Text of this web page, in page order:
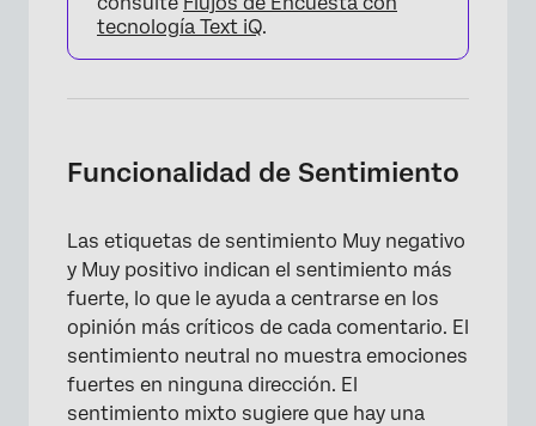
tecnología Text iQ.
Funcionalidad de Sentimiento
Las etiquetas de sentimiento Muy negativo
y Muy positivo indican el sentimiento más
fuerte, lo que le ayuda a centrarse en los
opinión más críticos de cada comentario. El
sentimiento neutral no muestra emociones
fuertes en ninguna dirección. El
sentimiento mixto sugiere que hay una